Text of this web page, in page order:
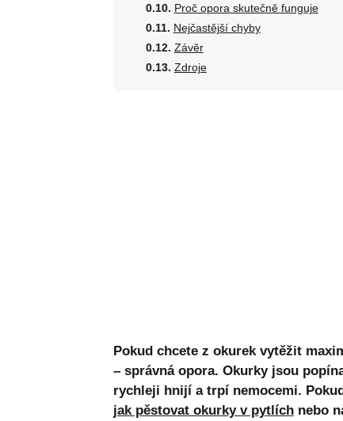
Proč opora skutečně funguje
Nejčastější chyby
Závěr
Zdroje
Pokud chcete z okurek vytěžit
– správná opora. Okurky jsou
rychleji hnijí a trpí nemocemi.
jak pěstovat okurky v pytlíchnebo